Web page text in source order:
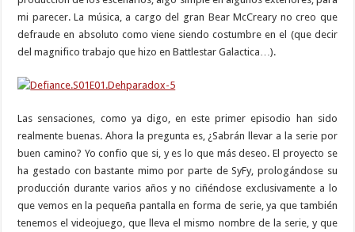
mi parecer. La música, a cargo del gran Bear McCreary no creo que
defraude en absoluto como viene siendo costumbre en el (que decir
del magnifico trabajo que hizo en Battlestar Galactica…).
Las sensaciones, como ya digo, en este primer episodio han sido
realmente buenas. Ahora la pregunta es, ¿Sabrán llevar a la serie por
buen camino? Yo confio que si, y es lo que más deseo. El proyecto se
ha gestado con bastante mimo por parte de SyFy, prologándose su
producción durante varios años y no ciñéndose exclusivamente a lo
que vemos en la pequeña pantalla en forma de serie, ya que también
tenemos el videojuego, que lleva el mismo nombre de la serie, y que